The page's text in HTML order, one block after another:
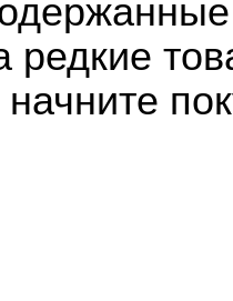
редкие
начните